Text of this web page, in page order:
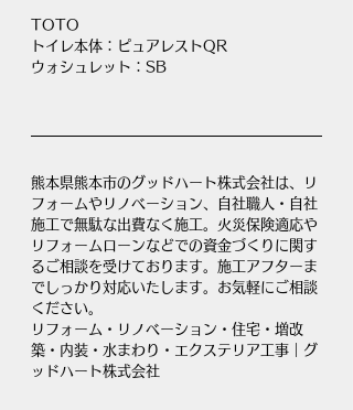
TOTO
トイレ本体：ピュアレストQR
ウォシュレット：SB
熊本県熊本市のグッドハート株式会社は、リ
フォームやリノベーション、自社職人・自社
施工で無駄な出費なく施工。火災保険適応や
リフォームローンなどでの資金づくりに関す
るご相談を受けております。施工アフターま
でしっかり対応いたします。お気軽にご相談
ください。
リフォーム・リノベーション・住宅・増改
築・内装・水まわり・エクステリア工事｜グ
ッドハート株式会社